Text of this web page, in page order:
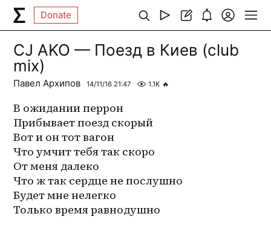
Donate
CJ AKO — Поезд в Киев (club
mix)
Павел Архипов 14/11/16 21:47 1.1K 🔥
В ожидании перрон
Прибывает поезд скорый
Вот и он тот вагон
Что умчит тебя так скоро
От меня далеко
Что ж так сердце не послушно
Будет мне нелегко
Только время равнодушно